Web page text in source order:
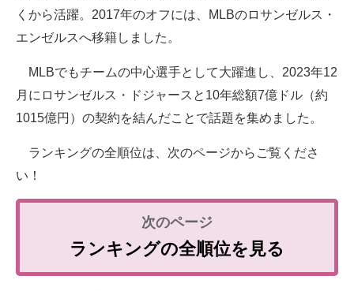
くから活躍。2017年のオフには、MLBのロサンゼルス・
エンゼルスへ移籍しました。
MLBでもチームの中心選手として大躍進し、2023年12
月にロサンゼルス・ドジャースと10年総額7億ドル（約
1015億円）の契約を結んだことで話題を集めました。
ランキングの全順位は、次のページからご覧くださ
い！
ランキングの全順位を見る